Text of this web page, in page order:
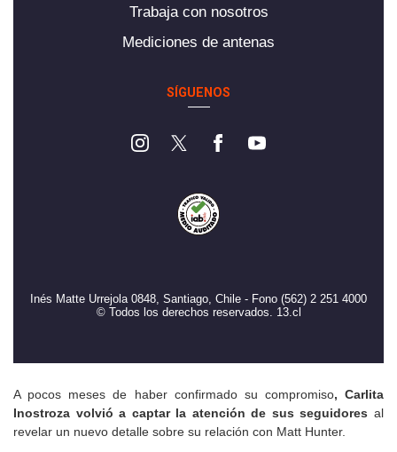
Trabaja con nosotros
Mediciones de antenas
SÍGUENOS
Inés Matte Urrejola 0848, Santiago, Chile - Fono (562) 2 251 4000
© Todos los derechos reservados. 13.cl
A pocos meses de haber confirmado su compromiso, Carlita
Inostroza volvió a captar la atención de sus seguidores al
revelar un nuevo detalle sobre su relación con Matt Hunter.